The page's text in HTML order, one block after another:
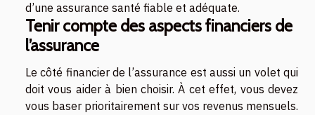
d’une assurance santé fiable et adéquate.
Tenir compte des aspects financiers de
l’assurance
Le côté financier de l’assurance est aussi un volet qui
doit vous aider à bien choisir. À cet effet, vous devez
vous baser prioritairement sur vos revenus mensuels.